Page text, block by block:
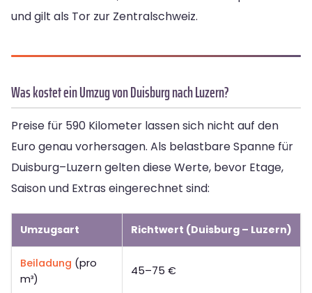
und gilt als Tor zur Zentralschweiz.
Was kostet ein Umzug von Duisburg nach Luzern?
Preise für 590 Kilometer lassen sich nicht auf den
Euro genau vorhersagen. Als belastbare Spanne für
Duisburg–Luzern gelten diese Werte, bevor Etage,
Saison und Extras eingerechnet sind:
Umzugsart Richtwert (Duisburg – Luzern)
Beiladung (pro
m³)
45–75 €